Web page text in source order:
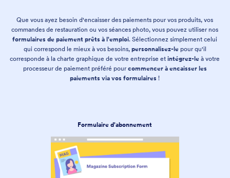
Que vous ayez besoin d'encaisser des paiements pour vos produits, vos
commandes de restauration ou vos séances photo, vous pouvez utiliser nos
formulaires de paiement prêts à l'emploi. Sélectionnez simplement celui
qui correspond le mieux à vos besoins, personnalisez-lepour qu'il
corresponde à la charte graphique de votre entreprise etintégrez-le à votre
processeur de paiement préféré pour commencer à encaisser les
paiements via vos formulaires !
Formulaire d'abonnement